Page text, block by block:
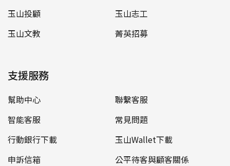
玉山投顧
玉山志工
玉山文教
菁英招募
支援服務
幫助中心
聯繫客服
智能客服
常見問題
行動銀行下載
玉山Wallet下載
申訴信箱
公平待客與顧客關係